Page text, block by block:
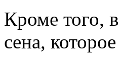
Кроме того,
сена,